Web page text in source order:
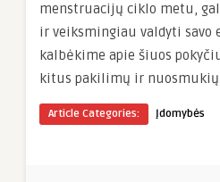
menstruacijų ciklo metu,
ir veiksmingiau valdyti savo
kalbėkime apie šiuos
kitus pakilimų ir
Article Categories: Įdomybės